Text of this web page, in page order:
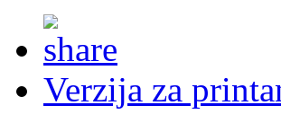
Verzija za